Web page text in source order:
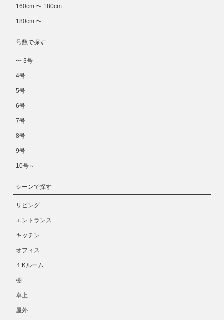
160cm 〜 180cm
180cm 〜
号数で探す
〜 3号
4号
5号
6号
7号
8号
9号
10号～
シーンで探す
リビング
エントランス
キッチン
オフィス
１Kルーム
棚
卓上
屋外